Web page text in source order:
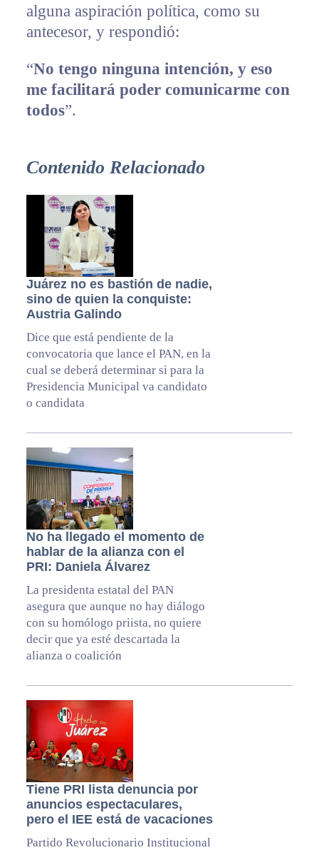
alguna aspiración política, como su
antecesor, y respondió:
“No tengo ninguna intención, y eso
me facilitará poder comunicarme con
todos”.
Contenido Relacionado
Juárez no es bastión de nadie,
sino de quien la conquiste:
Austria Galindo
Dice que está pendiente de la
convocatoria que lance el PAN, en la
cual se deberá determinar si para la
Presidencia Municipal va candidato
o candidata
No ha llegado el momento de
hablar de la alianza con el
PRI: Daniela Álvarez
La presidenta estatal del PAN
asegura que aunque no hay diálogo
con su homólogo priista, no quiere
decir que ya esté descartada la
alianza o coalición
Tiene PRI lista denuncia por
anuncios espectaculares,
pero el IEE está de vacaciones
Partido Revolucionario Institucional